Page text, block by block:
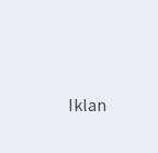
Iklan